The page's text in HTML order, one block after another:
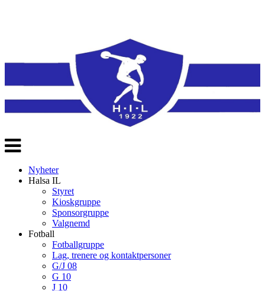
Veksle
navigasjon
Nyheter
Halsa IL
Styret
Kioskgruppe
Sponsorgruppe
Valgnemd
Fotball
Fotballgruppe
Lag, trenere og kontaktpersoner
G/J 08
G 10
J 10